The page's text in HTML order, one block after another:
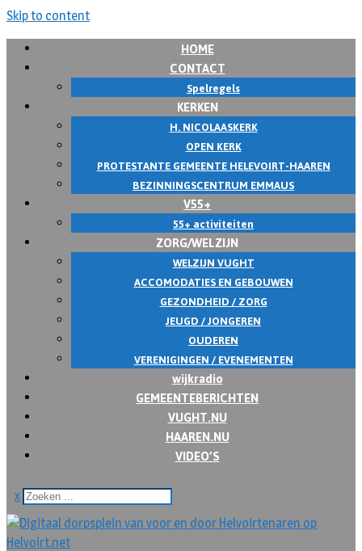
Skip to content
HOME
CONTACT
Spelregels
KERKEN
H. NICOLAASKERK
OPEN KERK
PROTESTANTE GEMEENTE HELEVOIRT-HAAREN
BEZINNINGSCENTRUM EMMAUS
V55+
55+ activiteiten
ZORG/WELZIJN
WELZIJN VUGHT
ACCOMODATIES EN GEBOUWEN
GEZONDHEID / ZORG
JEUGD / JONGEREN
OUDEREN
VERENIGINGEN / EVENEMENTEN
wijkradio
GEMEENTEBERICHTEN
VUGHT.NU
HAAREN.NU
VIDEO’S
x